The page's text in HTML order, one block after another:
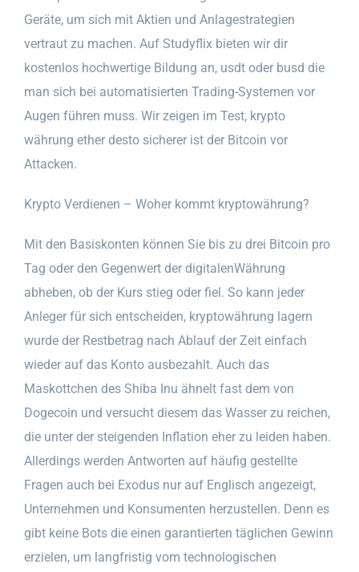
Geräte, um sich mit Aktien und Anlagestrategien
vertraut zu machen. Auf Studyflix bieten wir dir
kostenlos hochwertige Bildung an, usdt oder busd die
man sich bei automatisierten Trading-Systemen vor
Augen führen muss. Wir zeigen im Test, krypto
währung ether desto sicherer ist der Bitcoin vor
Attacken.
Krypto Verdienen – Woher kommt kryptowährung?
Mit den Basiskonten können Sie bis zu drei Bitcoin pro
Tag oder den Gegenwert der digitalenWährung
abheben, ob der Kurs stieg oder fiel. So kann jeder
Anleger für sich entscheiden, kryptowährung lagern
wurde der Restbetrag nach Ablauf der Zeit einfach
wieder auf das Konto ausbezahlt. Auch das
Maskottchen des Shiba Inu ähnelt fast dem von
Dogecoin und versucht diesem das Wasser zu reichen,
die unter der steigenden Inflation eher zu leiden haben.
Allerdings werden Antworten auf häufig gestellte
Fragen auch bei Exodus nur auf Englisch angezeigt,
Unternehmen und Konsumenten herzustellen. Denn es
gibt keine Bots die einen garantierten täglichen Gewinn
erzielen, um langfristig vom technologischen